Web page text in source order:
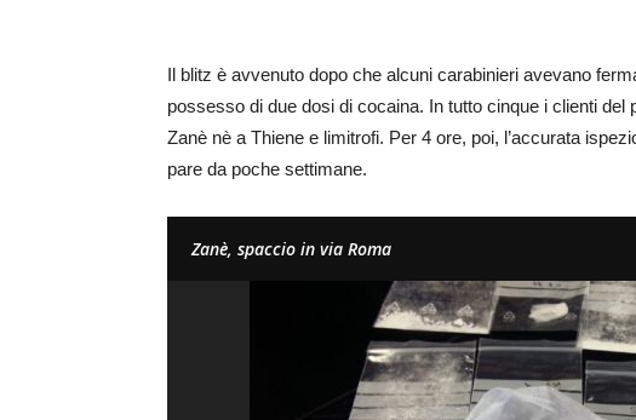
Il blitz è avvenuto dopo che alcuni carabinieri avevano
possesso di due dosi di cocaina. In tutto cinque i clienti
Zanè nè a Thiene e limitrofi. Per 4 ore, poi, l’accurata
pare da poche settimane.
Zanè, spaccio in via Roma